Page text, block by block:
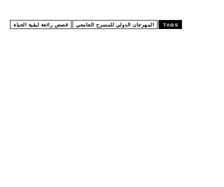
TAGS المهرجان الدولي للمسرح الجامعي قصص رائعة لبقية الحياة